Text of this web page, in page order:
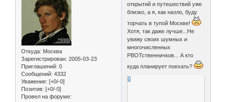
Откуда: Москва
Зарегистрирован: 2005-03-23
Приглашений: 0
Сообщений: 4332
Уважение: [+0/-0]
Позитив: [+0/-0]
Провел на форуме:
открытий и путешествий уже
близко, а я, как назло, буду
торчать в тупой Москве!
Хотя, так даже лучше...Не
увижу своих шумных и
многочисленных
РВОТственничков... А кто
куда планирует поехать?
0